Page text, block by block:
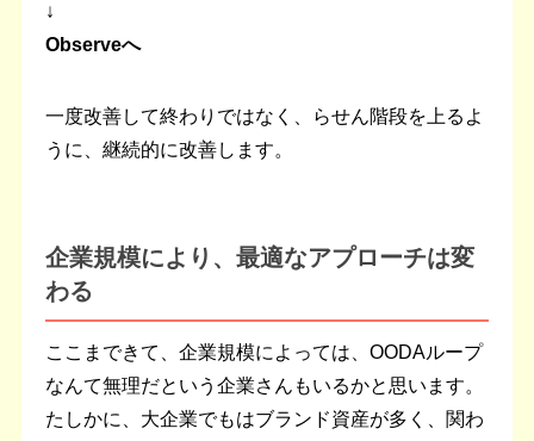
↓
Observeへ
一度改善して終わりではなく、らせん階段を上るよ
うに、継続的に改善します。
企業規模により、最適なアプローチは変
わる
ここまできて、企業規模によっては、OODAループ
なんて無理だという企業さんもいるかと思います。
たしかに、大企業でもはブランド資産が多く、関わ